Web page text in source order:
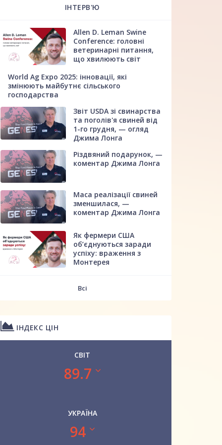
ІНТЕРВ'Ю
Allen D. Leman Swine
Conference: головні
ветеринарні питання,
що хвилюють світ
World Ag Expo 2025: інновації, які
змінюють майбутнє сільського
господарства
Звіт USDA зі свинарства
та поголів'я свиней від
1-го грудня, — огляд
Джима Лонга
Різдвяний подарунок, —
коментар Джима Лонга
Маса реалізації свиней
зменшилася, —
коментар Джима Лонга
Як фермери США
об’єднуються заради
успіху: враження з
Монтерея
Всі
ІНДЕКС ЦІН
СВІТ
89.7
УКРАЇНА
94